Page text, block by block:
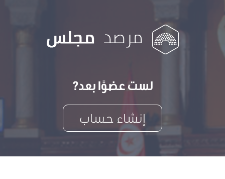
لست عضوًا بعد?
إنشاء حساب